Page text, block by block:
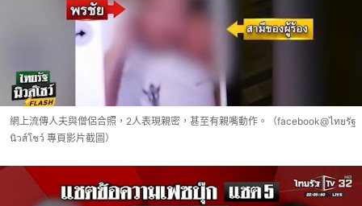
網上流傳人夫與僧侶合照，2人表現親密，甚至有親嘴動作。（facebook@ไทยรัฐ
นิวส์โชว์ 專頁影片截圖）